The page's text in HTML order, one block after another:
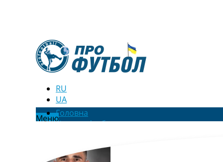
RU
UA
МенюГоловна
Новини футболу
Новини футболу України
Футбольні трансфери